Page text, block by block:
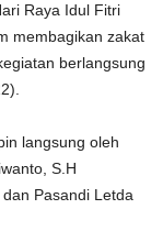
Raya Idul Fitri
membagikan zakat
berlangsung
langsung oleh
S.H
Pasandi Letda